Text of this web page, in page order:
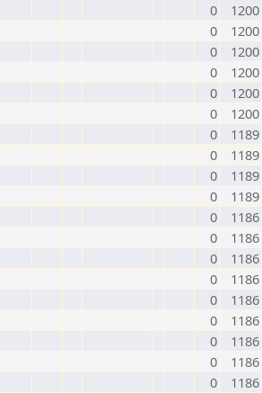
0
1200
0
1200
0
1200
0
1200
0
1200
0
1200
0
1189
0
1189
0
1189
0
1189
0
1186
0
1186
0
1186
0
1186
0
1186
0
1186
0
1186
0
1186
0
1186